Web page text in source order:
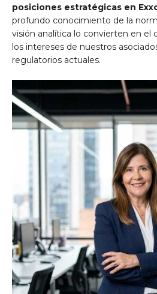
posiciones estratégicas en
profundo conocimiento de la
visión analítica lo convierten en el
los intereses de nuestros
regulatorios actuales.